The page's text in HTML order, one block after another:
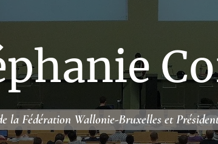
la Fédération Wallonie-Bruxelles et